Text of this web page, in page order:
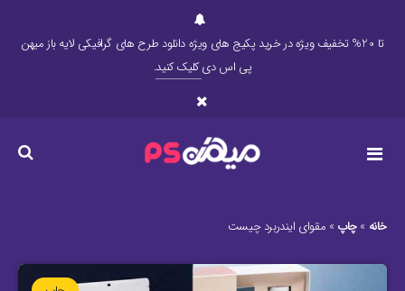
تا 20% تخفیف ویژه در خرید پکیج های ویژه دانلود طرح های گرافیکی لایه باز میهن
پی اس دیکلیک کنید.
خانه »چاپ » مقوای ایندربرد چیست